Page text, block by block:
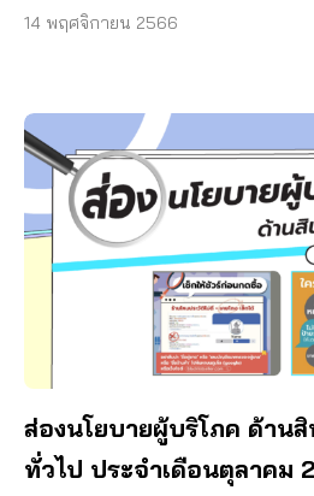
สุขภาพ
14 พฤศจิกายน 2566
ส่องนโยบายผู้บริโภค ด้าน
ทั่วไป ประจำเดือนตุลาคม